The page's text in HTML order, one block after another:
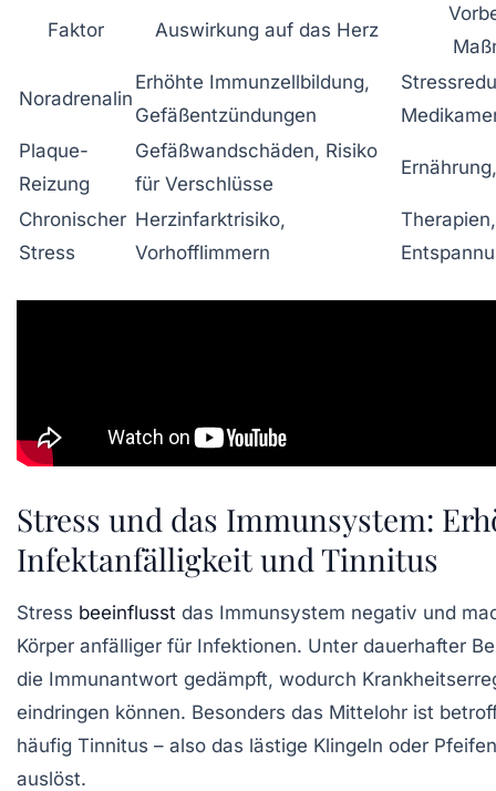
Faktor Auswirkung auf das Herz
Noradrenalin
Erhöhte Immunzellbildung,
Gefäßentzündungen
Plaque-
Reizung
Gefäßwandschäden, Risiko
für Verschlüsse
Chronischer
Stress
Herzinfarktrisiko,
Vorhofflimmern
Therapien,
Stress und das Immunsystem:
Infektanfälligkeit und Tinnitus
Stress beeinflusst das Immunsystem negativ und
Körper anfälliger für Infektionen. Unter dauerhafter
die Immunantwort gedämpft, wodurch
eindringen können. Besonders das Mittelohr ist
häufig Tinnitus – also das lästige Klingeln oder
auslöst.